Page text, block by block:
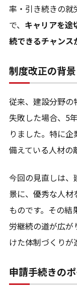
率・引き続きの就
で、 キャリアを途
続できるチャンス
制度改正の背
従来、建設分野の
失敗した場合、5
りました。特に
備えている人材の
今回の見直しは、
景に、優秀な人
ものです。その結
労継続の道が広が
けた体制づくりが
申請手続きの